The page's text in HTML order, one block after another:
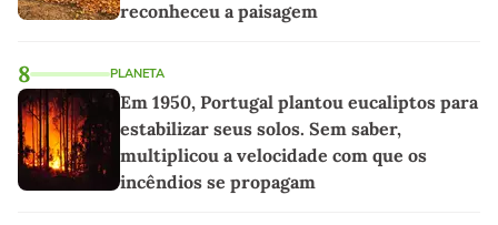
reconheceu a paisagem
8 PLANETA
Em 1950, Portugal plantou eucaliptos para
estabilizar seus solos. Sem saber,
multiplicou a velocidade com que os
incêndios se propagam